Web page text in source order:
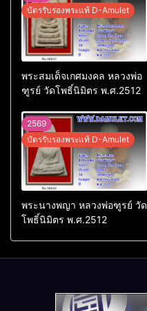
บัตรรับรองพระแท้ D-Amulet
พระสมเด็จเกศมงคล หลวงพ่อ
ฑูรย์ วัดโพธิ์นิมิตร พ.ศ.2512
2569
บัตรรับรองพระแท้ D-Amulet
พระนางพญา หลวงพ่อฑูรย์ วัด
โพธิ์นิมิตร พ.ศ.2512